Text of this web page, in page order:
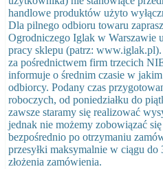
handlowe produktów użyto
Dla pilnego odbioru towaru
Ogrodniczego Iglak w Warszawie
pracy sklepu (patrz:
za pośrednictwem firm trzecich
informuje o średnim czasie w
odbiorcy. Podany czas
roboczych, od poniedziałku do
zawsze staramy się realizować
jednak nie możemy zobowiązać
bezpośrednio po otrzymaniu
przesyłki maksymalnie w ciągu
złożenia zamówienia.